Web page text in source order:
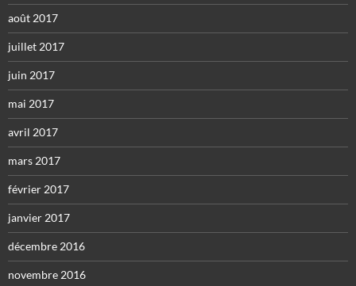
août 2017
juillet 2017
juin 2017
mai 2017
avril 2017
mars 2017
février 2017
janvier 2017
décembre 2016
novembre 2016